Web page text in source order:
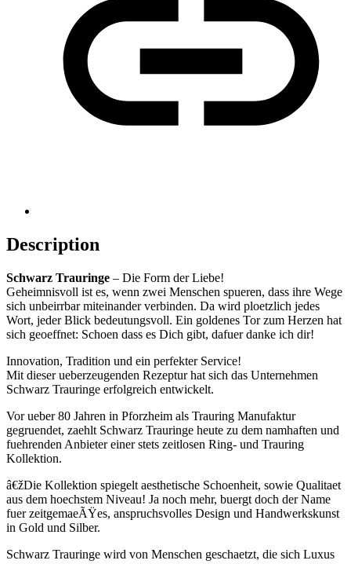
Description
Schwarz Trauringe – Die Form der Liebe!
Geheimnisvoll ist es, wenn zwei Menschen spueren, dass ihre Wege
sich unbeirrbar miteinander verbinden. Da wird ploetzlich jedes
Wort, jeder Blick bedeutungsvoll. Ein goldenes Tor zum Herzen hat
sich geoeffnet: Schoen dass es Dich gibt, dafuer danke ich dir!
Innovation, Tradition und ein perfekter Service!
Mit dieser ueberzeugenden Rezeptur hat sich das Unternehmen
Schwarz Trauringe erfolgreich entwickelt.
Vor ueber 80 Jahren in Pforzheim als Trauring Manufaktur
gegruendet, zaehlt Schwarz Trauringe heute zu dem namhaften und
fuehrenden Anbieter einer stets zeitlosen Ring- und Trauring
Kollektion.
â€žDie Kollektion spiegelt aesthetische Schoenheit, sowie Qualitaet
aus dem hoechstem Niveau! Ja noch mehr, buergt doch der Name
fuer zeitgemaeÃŸes, anspruchsvolles Design und Handwerkskunst
in Gold und Silber.
Schwarz Trauringe wird von Menschen geschaetzt, die sich Luxus